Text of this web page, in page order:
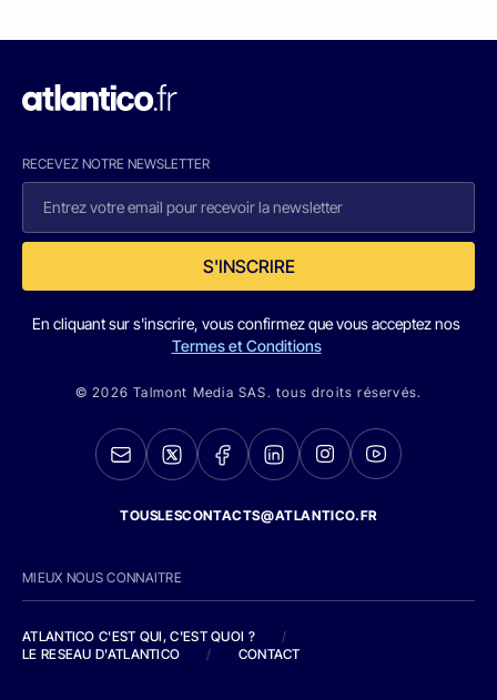
RECEVEZ NOTRE NEWSLETTER
S'INSCRIRE
En cliquant sur s'inscrire, vous confirmez que vous acceptez nos
Termes et Conditions
© 2026 Talmont Media SAS. tous droits réservés.
TOUSLESCONTACTS@ATLANTICO.FR
MIEUX NOUS CONNAITRE
ATLANTICO C'EST QUI, C'EST QUOI ?
/
LE RESEAU D'ATLANTICO
/ CONTACT